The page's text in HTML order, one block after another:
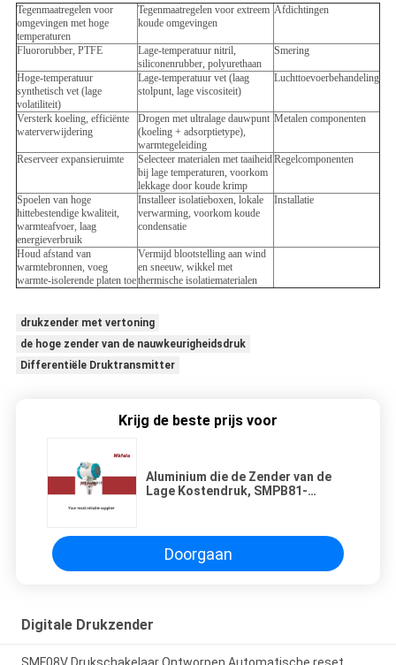
Tegenmaatregelen voor
omgevingen met hoge
temperaturen
Tegenmaatregelen voor extreem
koude omgevingen
Afdichtingen
Fluororubber, PTFE
Lage-temperatuur nitril,
siliconenrubber, polyurethaan
Smering
Hoge-temperatuur
synthetisch vet (lage
volatiliteit)
Lage-temperatuur vet (laag
stolpunt, lage viscositeit)
Luchttoevoerbehandeling
Versterk koeling, efficiënte
waterverwijdering
Drogen met ultralage dauwpunt
(koeling + adsorptietype),
warmtegeleiding
Metalen componenten
Reserveer expansieruimte
Selecteer materialen met taaiheid
bij lage temperaturen, voorkom
lekkage door koude krimp
Regelcomponenten
Spoelen van hoge
hittebestendige kwaliteit,
warmteafvoer, laag
energieverbruik
Installeer isolatieboxen, lokale
verwarming, voorkom koude
condensatie
Installatie
Houd afstand van
warmtebronnen, voeg
warmte-isolerende platen toe
Vermijd blootstelling aan wind
en sneeuw, wikkel met
thermische isolatiematerialen
drukzender met vertoning
de hoge zender van de nauwkeurigheidsdruk
Differentiële Druktransmitter
Krijg de beste prijs voor
Aluminium die de Zender van de
Lage Kostendruk, SMPB81-
Doorgaan
Digitale Drukzender